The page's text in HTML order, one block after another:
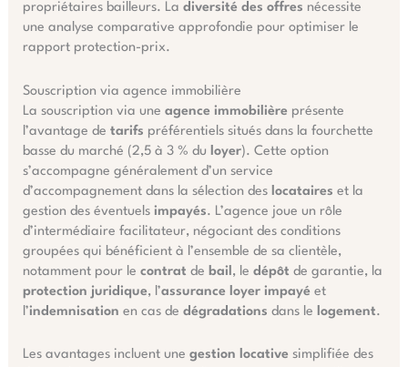
propriétaires bailleurs. La diversité des offres nécessite
une analyse comparative approfondie pour optimiser le
rapport protection-prix.
Souscription via agence immobilière
La souscription via une agence immobilière présente
l’avantage de tarifs préférentiels situés dans la fourchette
basse du marché (2,5 à 3 % du loyer). Cette option
s’accompagne généralement d’un service
d’accompagnement dans la sélection des locataires et la
gestion des éventuels impayés. L’agence joue un rôle
d’intermédiaire facilitateur, négociant des conditions
groupées qui bénéficient à l’ensemble de sa clientèle,
notamment pour le contrat de bail , le dépôt de garantie, la
protection juridique, l’assurance loyer impayé et
l’indemnisation en cas de dégradations dans le logement.
Les avantages incluent une gestion locative simplifiée des